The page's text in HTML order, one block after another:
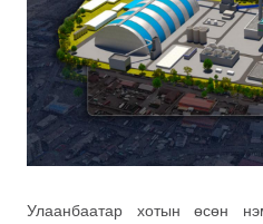
Улаанбаатар хотын өсөн